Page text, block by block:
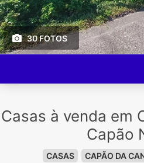
30 FOTOS
Casas à venda em
Capão
CASAS CAPÃO DA